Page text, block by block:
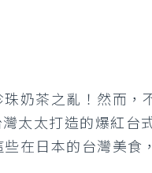
奶茶之亂！然而，
太太打造的爆紅台
在日本的台灣美食